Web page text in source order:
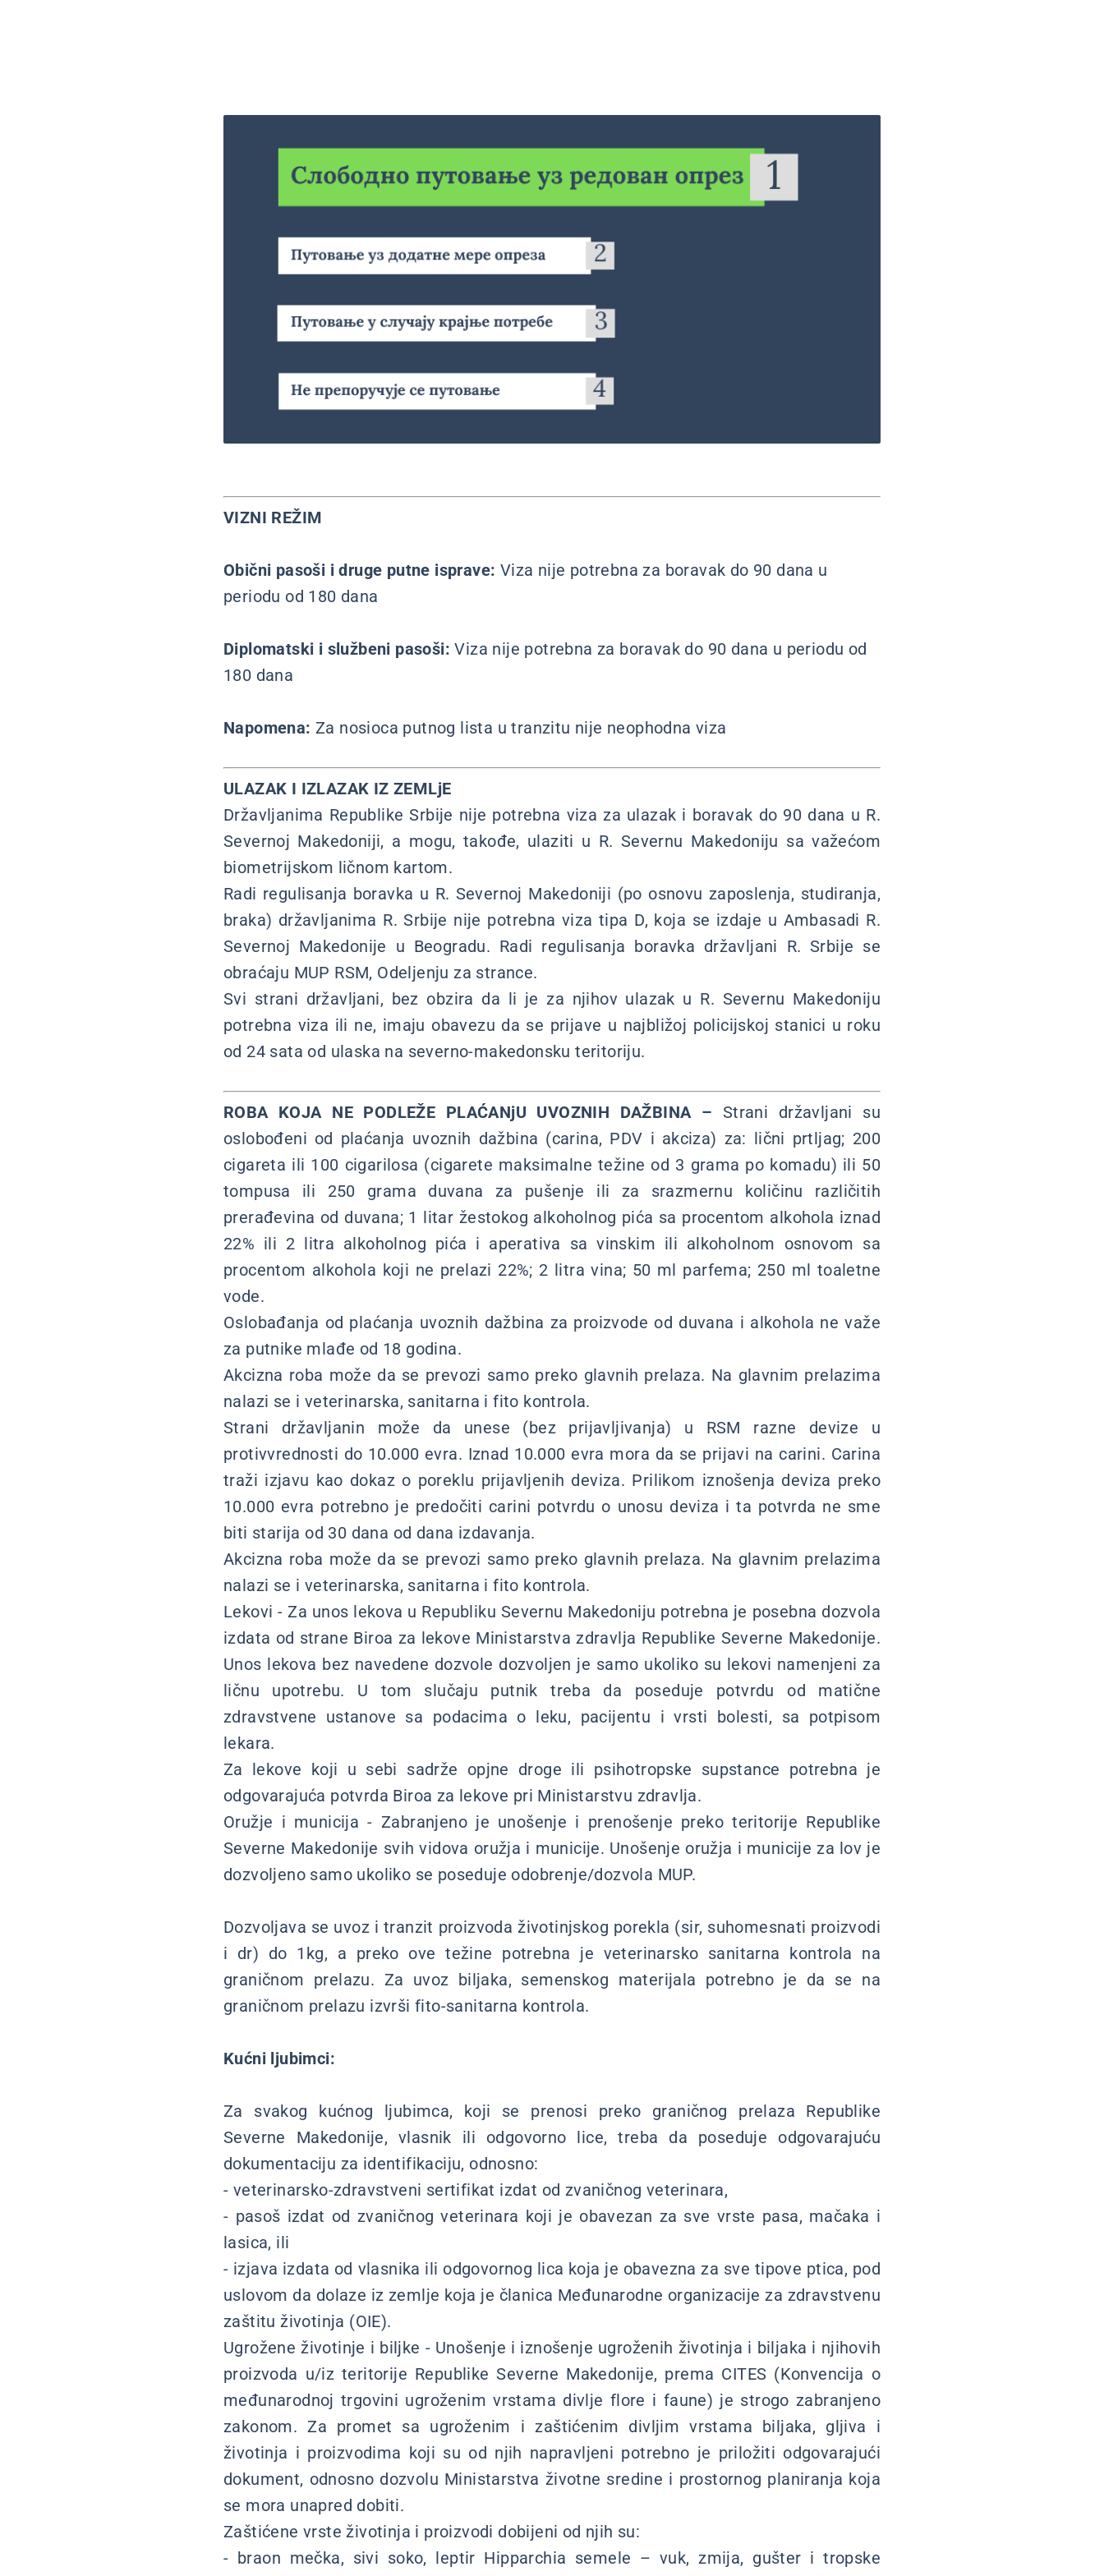
VIZNI REŽIM
Obični pasoši i druge putne isprave: Viza nije potrebna za boravak do 90 dana u
periodu od 180 dana
Diplomatski i službeni pasoši:Viza nije potrebna za boravak do 90 dana u periodu od
180 dana
Napomena: Za nosioca putnog lista u tranzitu nije neophodna viza
ULAZAK I IZLAZAK IZ ZEMLjE
Državljanima Republike Srbije nije potrebna viza za ulazak i boravak do 90 dana u R.
Severnoj Makedoniji, a mogu, takođe, ulaziti u R. Severnu Makedoniju sa važećom
biometrijskom ličnom kartom.
Radi regulisanja boravka u R. Severnoj Makedoniji (po osnovu zaposlenja, studiranja,
braka) državljanima R. Srbije nije potrebna viza tipa D, koja se izdaje u Ambasadi R.
Severnoj Makedonije u Beogradu. Radi regulisanja boravka državljani R. Srbije se
obraćaju MUP RSM, Odeljenju za strance.
Svi strani državljani, bez obzira da li je za njihov ulazak u R. Severnu Makedoniju
potrebna viza ili ne, imaju obavezu da se prijave u najbližoj policijskoj stanici u roku
od 24 sata od ulaska na severno-makedonsku teritoriju.
ROBA KOJA NE PODLEŽE PLAĆANjU UVOZNIH DAŽBINA – Strani državljani su
oslobođeni od plaćanja uvoznih dažbina (carina, PDV i akciza) za: lični prtljag; 200
cigareta ili 100 cigarilosa (cigarete maksimalne težine od 3 grama po komadu) ili 50
tompusa ili 250 grama duvana za pušenje ili za srazmernu količinu različitih
prerađevina od duvana; 1 litar žestokog alkoholnog pića sa procentom alkohola iznad
22% ili 2 litra alkoholnog pića i aperativa sa vinskim ili alkoholnom osnovom sa
procentom alkohola koji ne prelazi 22%; 2 litra vina; 50 ml parfema; 250 ml toaletne
vode.
Oslobađanja od plaćanja uvoznih dažbina za proizvode od duvana i alkohola ne važe
za putnike mlađe od 18 godina.
Akcizna roba može da se prevozi samo preko glavnih prelaza. Na glavnim prelazima
nalazi se i veterinarska, sanitarna i fito kontrola.
Strani državljanin može da unese (bez prijavljivanja) u RSM razne devize u
protivvrednosti do 10.000 evra. Iznad 10.000 evra mora da se prijavi na carini. Carina
traži izjavu kao dokaz o poreklu prijavljenih deviza. Prilikom iznošenja deviza preko
10.000 evra potrebno je predočiti carini potvrdu o unosu deviza i ta potvrda ne sme
biti starija od 30 dana od dana izdavanja.
Akcizna roba može da se prevozi samo preko glavnih prelaza. Na glavnim prelazima
nalazi se i veterinarska, sanitarna i fito kontrola.
Lekovi - Za unos lekova u Republiku Severnu Makedoniju potrebna je posebna dozvola
izdata od strane Biroa za lekove Ministarstva zdravlja Republike Severne Makedonije.
Unos lekova bez navedene dozvole dozvoljen je samo ukoliko su lekovi namenjeni za
ličnu upotrebu. U tom slučaju putnik treba da poseduje potvrdu od matične
zdravstvene ustanove sa podacima o leku, pacijentu i vrsti bolesti, sa potpisom
lekara.
Za lekove koji u sebi sadrže opjne droge ili psihotropske supstance potrebna je
odgovarajuća potvrda Biroa za lekove pri Ministarstvu zdravlja.
Oružje i municija - Zabranjeno je unošenje i prenošenje preko teritorije Republike
Severne Makedonije svih vidova oružja i municije. Unošenje oružja i municije za lov je
dozvoljeno samo ukoliko se poseduje odobrenje/dozvola MUP.
Dozvoljava se uvoz i tranzit proizvoda životinjskog porekla (sir, suhomesnati proizvodi
i dr) do 1kg, a preko ove težine potrebna je veterinarsko sanitarna kontrola na
graničnom prelazu. Za uvoz biljaka, semenskog materijala potrebno je da se na
graničnom prelazu izvrši fito-sanitarna kontrola.
Kućni ljubimci:
Za svakog kućnog ljubimca, koji se prenosi preko graničnog prelaza Republike
Severne Makedonije, vlasnik ili odgovorno lice, treba da poseduje odgovarajuću
dokumentaciju za identifikaciju, odnosno:
- veterinarsko-zdravstveni sertifikat izdat od zvaničnog veterinara,
- pasoš izdat od zvaničnog veterinara koji je obavezan za sve vrste pasa, mačaka i
lasica, ili
- izjava izdata od vlasnika ili odgovornog lica koja je obavezna za sve tipove ptica, pod
uslovom da dolaze iz zemlje koja je članica Međunarodne organizacije za zdravstvenu
zaštitu životinja (OIE).
Ugrožene životinje i biljke - Unošenje i iznošenje ugroženih životinja i biljaka i njihovih
proizvoda u/iz teritorije Republike Severne Makedonije, prema CITES (Konvencija o
međunarodnoj trgovini ugroženim vrstama divlje flore i faune) je strogo zabranjeno
zakonom. Za promet sa ugroženim i zaštićenim divljim vrstama biljaka, gljiva i
životinja i proizvodima koji su od njih napravljeni potrebno je priložiti odgovarajući
dokument, odnosno dozvolu Ministarstva životne sredine i prostornog planiranja koja
se mora unapred dobiti.
Zaštićene vrste životinja i proizvodi dobijeni od njih su:
- braon mečka, sivi soko, leptir Hipparchia semele – vuk, zmija, gušter i tropske